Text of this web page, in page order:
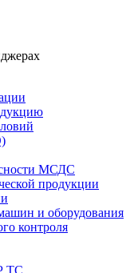
МСДС
продукции
и оборудования
контроля
ТС